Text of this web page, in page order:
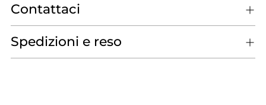
Contattaci
Spedizioni e reso